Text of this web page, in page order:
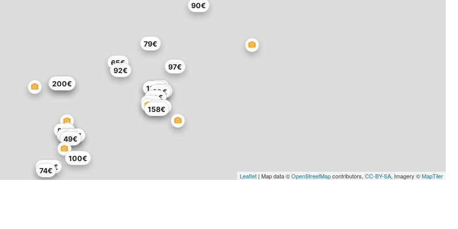
65€
79€
92€
250€
83€
82€
60€
87€
115€
158€
122€
187€
60€
82€
200€
450€
200€
100€
74€
62€
49€
97€
90€
Leaflet | Map data ©OpenStreetMapcontributors, CC-BY-SA, Imagery ©MapTiler